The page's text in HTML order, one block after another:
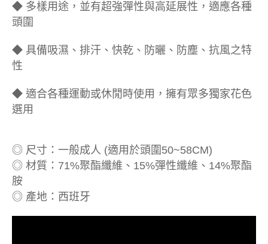
◆ 多樣用途，並有超強彈性與高延展性，適應各種
頭圍
◆ 具備吸濕、排汗、快乾、防曬、防塵、抗風之特
性
◆ 適合各種運動或休閒時使用，擁有眾多獨家花色
選用
◎ 尺寸：一般成人 (適用於頭圍50~58CM)
◎ 材質：71%聚酯纖維、15%彈性纖維、14%聚酯
胺
◎ 產地：西班牙